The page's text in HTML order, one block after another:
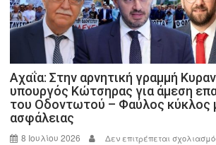
Αχαΐα: Στην αρνητική γραμμή
υπουργός Κώτσηρας για άμεση
του Οδοντωτού – Φαύλος κύκλος
ασφάλειας
8 Ιουλίου 2026 Δεν επιτρέπεται